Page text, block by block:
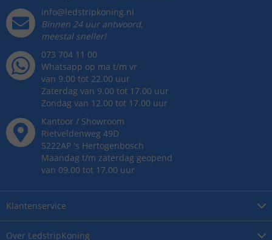
Over LedstripKoning
Klantenservice
info@ledstripkoning.nl
Binnen 24 uur antwoord,
meestal sneller!
073 704 11 00
Whatsapp op ma t/m vr
van 9.00 tot 22.00 uur
Zaterdag van 9.00 tot 17.00 uur
Zondag van 12.00 tot 17.00 uur
Kantoor / Showroom
Rietveldenweg 49D
5222AP 's Hertogenbosch
Maandag t/m zaterdag geopend
van 09.00 tot 17.00 uur